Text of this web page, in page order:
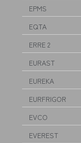
EPMS
EQTA
ERRE 2
EURAST
EUREKA
EURFRIGOR
EVCO
EVEREST